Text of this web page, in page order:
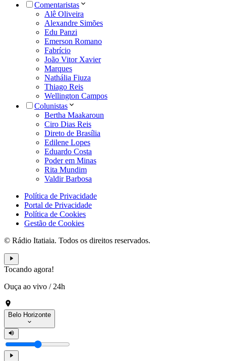
Comentaristas
Alê Oliveira
Alexandre Simões
Edu Panzi
Emerson Romano
Fabrício
João Vitor Xavier
Marques
Nathália Fiuza
Thiago Reis
Wellington Campos
Colunistas
Bertha Maakaroun
Ciro Dias Reis
Direto de Brasília
Edilene Lopes
Eduardo Costa
Poder em Minas
Rita Mundim
Valdir Barbosa
Política de Privacidade
Portal de Privacidade
Política de Cookies
Gestão de Cookies
© Rádio Itatiaia. Todos os direitos reservados.
Tocando agora!
Ouça ao vivo / 24h
Belo Horizonte